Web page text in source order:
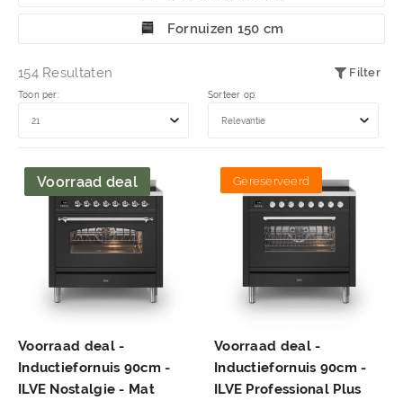
Fornuizen 150 cm
154 Resultaten Filter
Toon per: Sorteer op:
Voorraad deal
Voorraad deal -
Inductiefornuis 90cm -
ILVE Nostalgie - Mat
Gereserveerd
Voorraad deal -
Inductiefornuis 90cm -
ILVE Professional Plus